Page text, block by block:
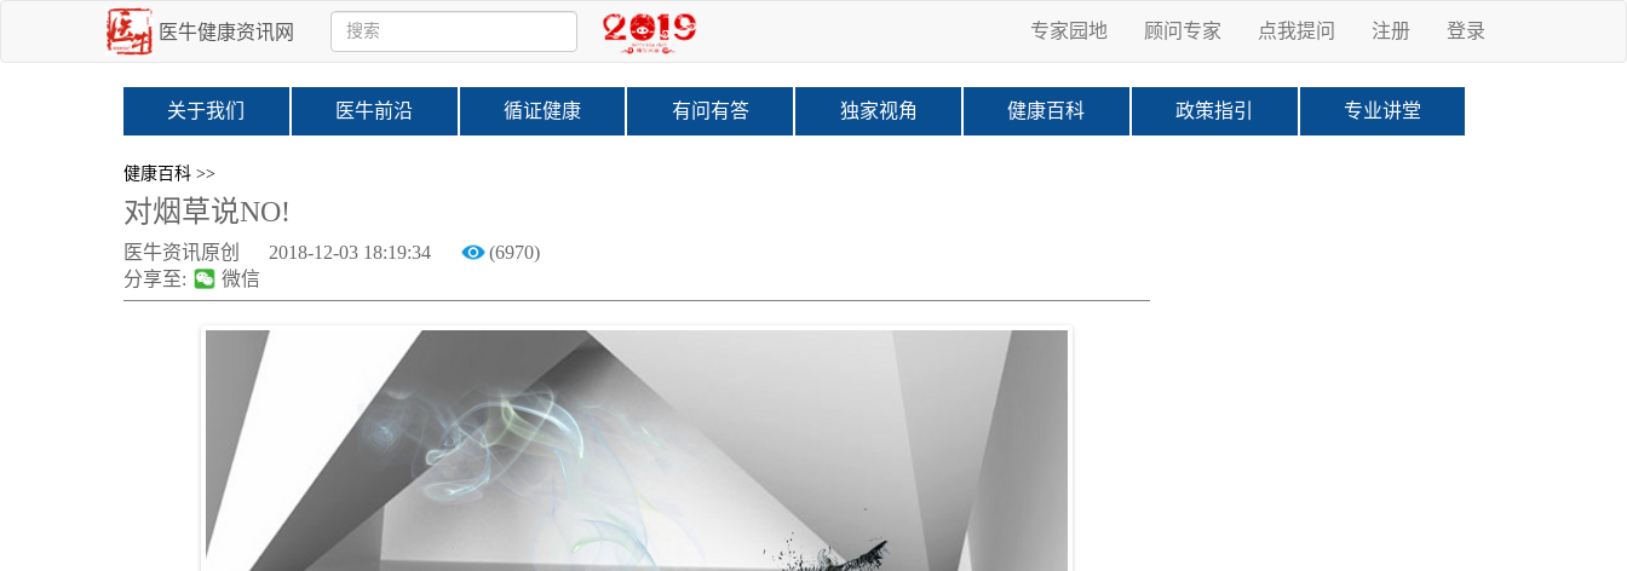
医牛健康资讯网 专家园地 顾问专家 点我提问 注册 登录
关于我们 医牛前沿 循证健康 有问有答 独家视角 健康百科 政策指引 专业讲堂
健康百科 >>
对烟草说NO!
医牛资讯原创 2018-12-03 18:19:34
(6970)
分享至:
微信